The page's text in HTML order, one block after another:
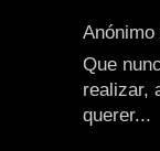
Anónimo
Que
realizar,
querer...